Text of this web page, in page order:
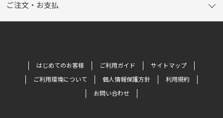
ご注文・お支払
はじめてのお客様 ご利用ガイド
サイトマップ
ご利用環境について
個人情報保護方針
利用規約
お問い合わせ